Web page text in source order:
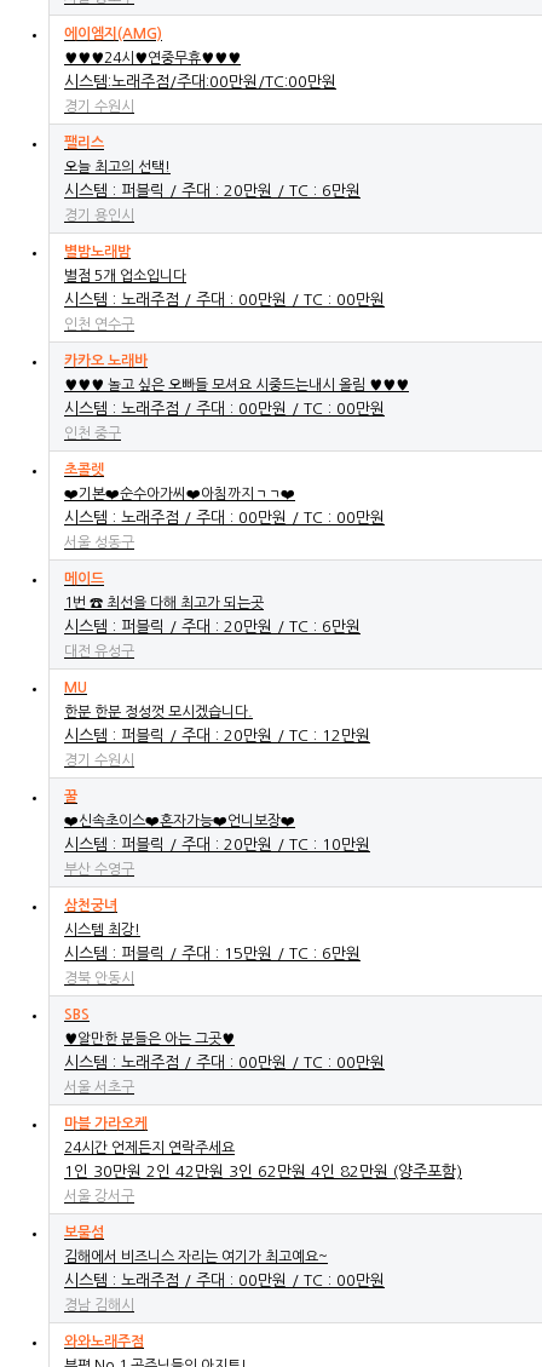
에이엠지(AMG)
♥♥♥24시♥연중무휴♥♥♥
시스템:노래주점/주대:00만원/TC:00만원
경기 수원시
팰리스
오늘 최고의 선택!
시스템 : 퍼블릭 / 주대 : 20만원 / TC : 6만원
경기 용인시
별밤노래밤
별점 5개 업소입니다
시스템 : 노래주점 / 주대 : 00만원 / TC : 00만원
인천 연수구
카카오 노래바
♥♥♥ 놀고 싶은 오빠들 모셔요 시중드는내시 올림 ♥♥♥
시스템 : 노래주점 / 주대 : 00만원 / TC : 00만원
인천 중구
초콜렛
❤️기본❤️순수아가씨❤️아침까지ㄱㄱ❤️
시스템 : 노래주점 / 주대 : 00만원 / TC : 00만원
서울 성동구
메이드
1번 ☎ 최선을 다해 최고가 되는곳
시스템 : 퍼블릭 / 주대 : 20만원 / TC : 6만원
대전 유성구
MU
한분 한분 정성껏 모시겠습니다.
시스템 : 퍼블릭 / 주대 : 20만원 / TC : 12만원
경기 수원시
꿀
❤️신속초이스❤️혼자가능❤️언니보장❤️
시스템 : 퍼블릭 / 주대 : 20만원 / TC : 10만원
부산 수영구
삼천궁녀
시스템 최강!
시스템 : 퍼블릭 / 주대 : 15만원 / TC : 6만원
경북 안동시
SBS
♥알만한 분들은 아는 그곳♥
시스템 : 노래주점 / 주대 : 00만원 / TC : 00만원
서울 서초구
마블 가라오케
24시간 언제든지 연락주세요
1인 30만원 2인 42만원 3인 62만원 4인 82만원 (양주포함)
서울 강서구
보물섬
김해에서 비즈니스 자리는 여기가 최고예요~
시스템 : 노래주점 / 주대 : 00만원 / TC : 00만원
경남 김해시
와와노래주점